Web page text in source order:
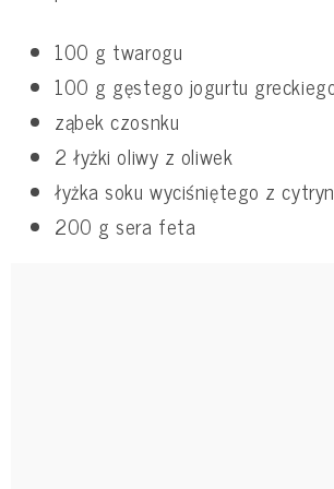
100 g twarogu
100 g gęstego jogurtu
ząbek czosnku
2 łyżki oliwy z oliwek
łyżka soku wyciśniętego z
200 g sera feta